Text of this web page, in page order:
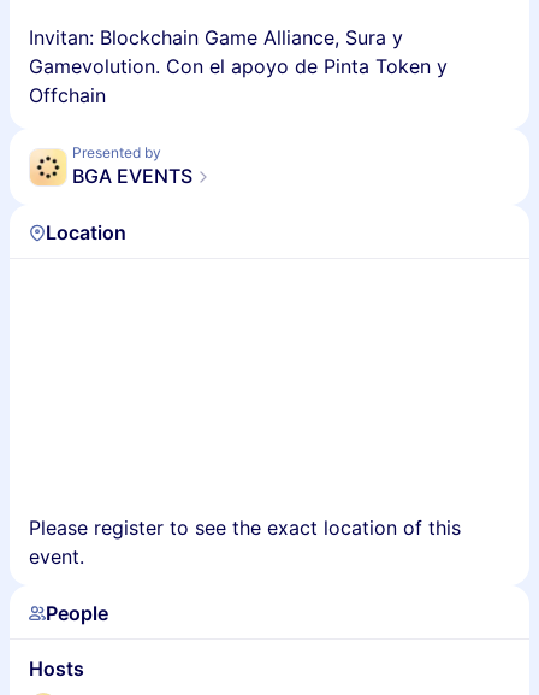
Invitan: Blockchain Game Alliance, Sura y
Gamevolution. Con el apoyo de Pinta Token y
Offchain
Presented by
BGA EVENTS
Location
Please register to see the exact location of this
event.
People
Hosts